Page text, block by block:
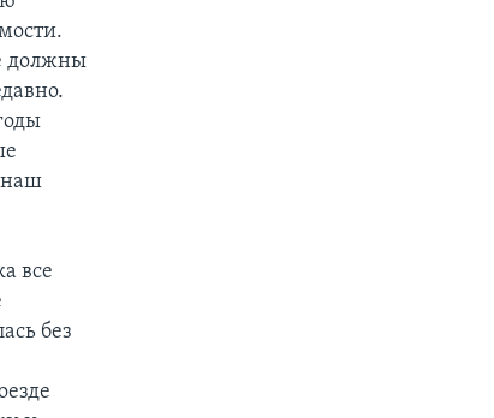
должны
наш
все
без